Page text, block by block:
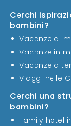
Cerchi
bambini?
Vacanze al
Vacanze in
Vacanze a
Viaggi nelle
Cerchi una
bambini?
Family hotel